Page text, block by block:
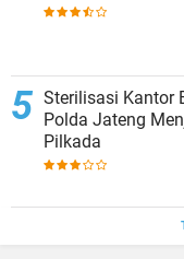
Sterilisasi Kantor
Polda Jateng
Pilkada